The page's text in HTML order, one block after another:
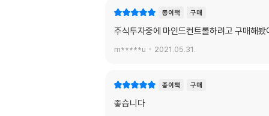
종이책 구매
주식투자중에 마인드컨트롤하려고 구매해봤
m*****u 2021.05.31.
종이책 구매
좋습니다